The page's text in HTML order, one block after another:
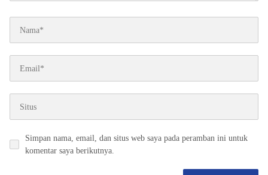
Simpan nama, email, dan situs web saya pada peramban ini untuk
komentar saya berikutnya.